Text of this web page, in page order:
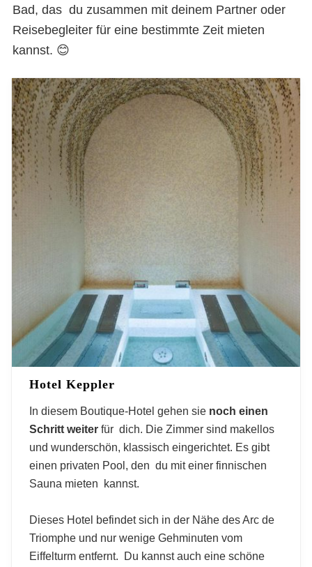
Bad, das du zusammen mit deinem Partner oder
Reisebegleiter für eine bestimmte Zeit mieten
kannst. 😊
Hotel Keppler
In diesem Boutique-Hotel gehen sie noch einen
Schritt weiter für dich. Die Zimmer sind makellos
und wunderschön, klassisch eingerichtet. Es gibt
einen privaten Pool, den du mit einer finnischen
Sauna mieten kannst.
Dieses Hotel befindet sich in der Nähe des Arc de
Triomphe und nur wenige Gehminuten vom
Eiffelturm entfernt. Du kannst auch eine schöne